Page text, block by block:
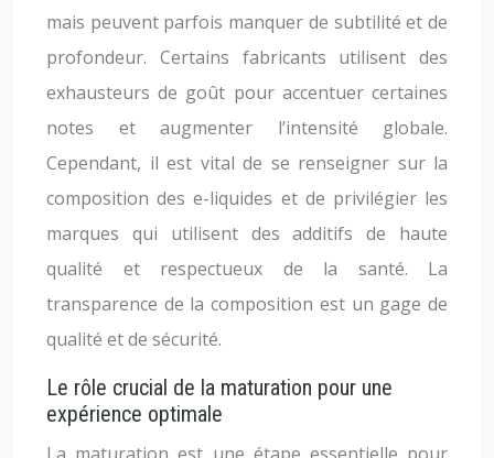
mais peuvent parfois manquer de subtilité et de
profondeur. Certains fabricants utilisent des
exhausteurs de goût pour accentuer certaines
notes et augmenter l’intensité globale.
Cependant, il est vital de se renseigner sur la
composition des e-liquides et de privilégier les
marques qui utilisent des additifs de haute
qualité et respectueux de la santé. La
transparence de la composition est un gage de
qualité et de sécurité.
Le rôle crucial de la maturation pour une
expérience optimale